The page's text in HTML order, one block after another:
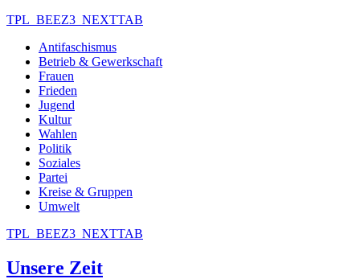
TPL_BEEZ3_NEXTTAB
Antifaschismus
Betrieb & Gewerkschaft
Frauen
Frieden
Jugend
Kultur
Wahlen
Politik
Soziales
Partei
Kreise & Gruppen
Umwelt
TPL_BEEZ3_NEXTTAB
Unsere Zeit